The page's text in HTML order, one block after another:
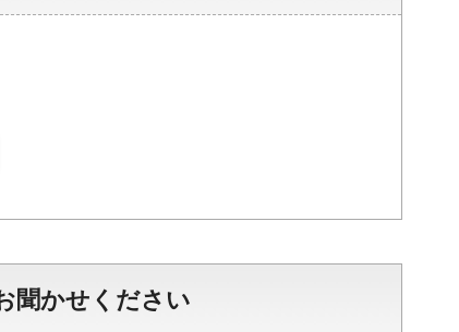
聞かせください